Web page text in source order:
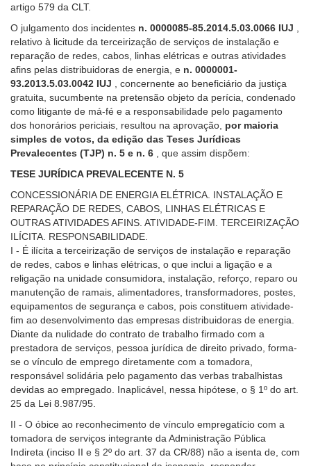
artigo 579 da CLT.
O julgamento dos incidentes n. 0000085-85.2014.5.03.0066 IUJ
relativo à licitude da terceirização de serviços de instalação e
reparação de redes, cabos, linhas elétricas e outras atividades
afins pelas distribuidoras de energia, e n. 0000001-
93.2013.5.03.0042 IUJ
, concernente ao beneficiário da justiça
gratuita, sucumbente na pretensão objeto da perícia, condenado
como litigante de má-fé e a responsabilidade pelo pagamento
dos honorários periciais, resultou na aprovação, por maioria
simples de votos, da edição das Teses Jurídicas
Prevalecentes (TJP) n. 5 e n. 6
, que assim dispõem:
TESE JURÍDICA PREVALECENTE N. 5
CONCESSIONÁRIA DE ENERGIA ELÉTRICA. INSTALAÇÃO E
REPARAÇÃO DE REDES, CABOS, LINHAS ELÉTRICAS E
OUTRAS ATIVIDADES AFINS. ATIVIDADE-FIM. TERCEIRIZAÇÃO
ILÍCITA. RESPONSABILIDADE.
I - É ilícita a terceirização de serviços de instalação e reparação
de redes, cabos e linhas elétricas, o que inclui a ligação e a
religação na unidade consumidora, instalação, reforço, reparo ou
manutenção de ramais, alimentadores, transformadores, postes,
equipamentos de segurança e cabos, pois constituem atividade-
fim ao desenvolvimento das empresas distribuidoras de energia.
Diante da nulidade do contrato de trabalho firmado com a
prestadora de serviços, pessoa jurídica de direito privado, forma-
se o vínculo de emprego diretamente com a tomadora,
responsável solidária pelo pagamento das verbas trabalhistas
devidas ao empregado. Inaplicável, nessa hipótese, o § 1º do art.
25 da Lei 8.987/95.
II - O óbice ao reconhecimento de vínculo empregatício com a
tomadora de serviços integrante da Administração Pública
Indireta (inciso II e § 2º do art. 37 da CR/88) não a isenta de, com